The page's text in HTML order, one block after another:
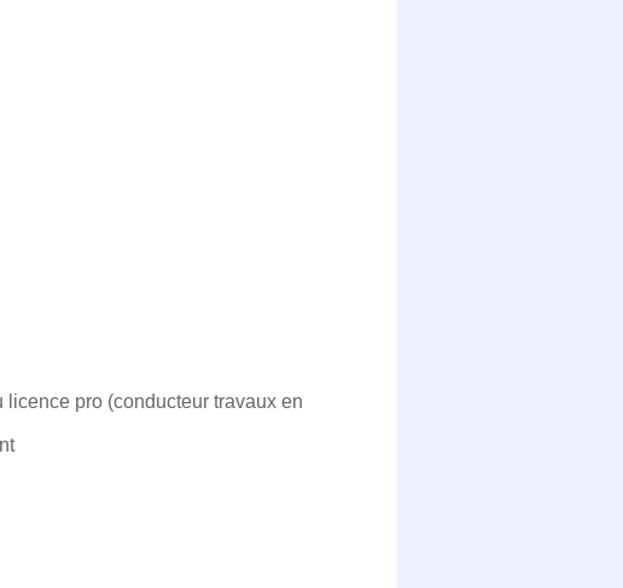
pro (conducteur travaux en